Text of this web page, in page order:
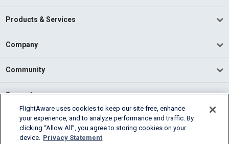
Products & Services
Company
Community
Support
English (USA)
2026 FlightAware
FlightAware uses cookies to keep our site free, enhance
your experience, and to analyze performance and traffic. By
clicking “Allow All”, you agree to storing cookies on your
device. Privacy Statement